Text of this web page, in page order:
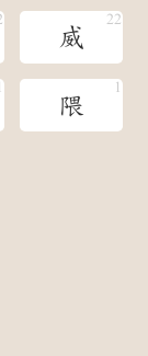
威
隈